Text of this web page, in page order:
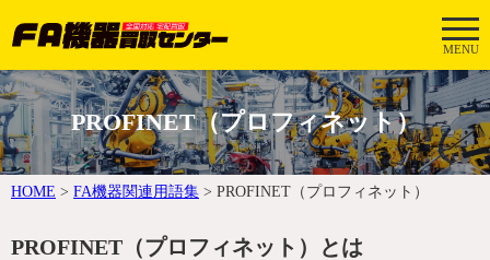
MENU
PROFINET（プロフィネット）
HOME > FA機器関連用語集 > PROFINET（プロフィネット）
PROFINET（プロフィネット）とは